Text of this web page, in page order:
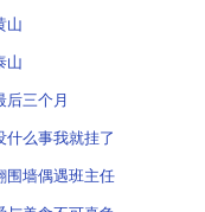
山
山
后三个月
什么事我就挂了
围墙偶遇班主任